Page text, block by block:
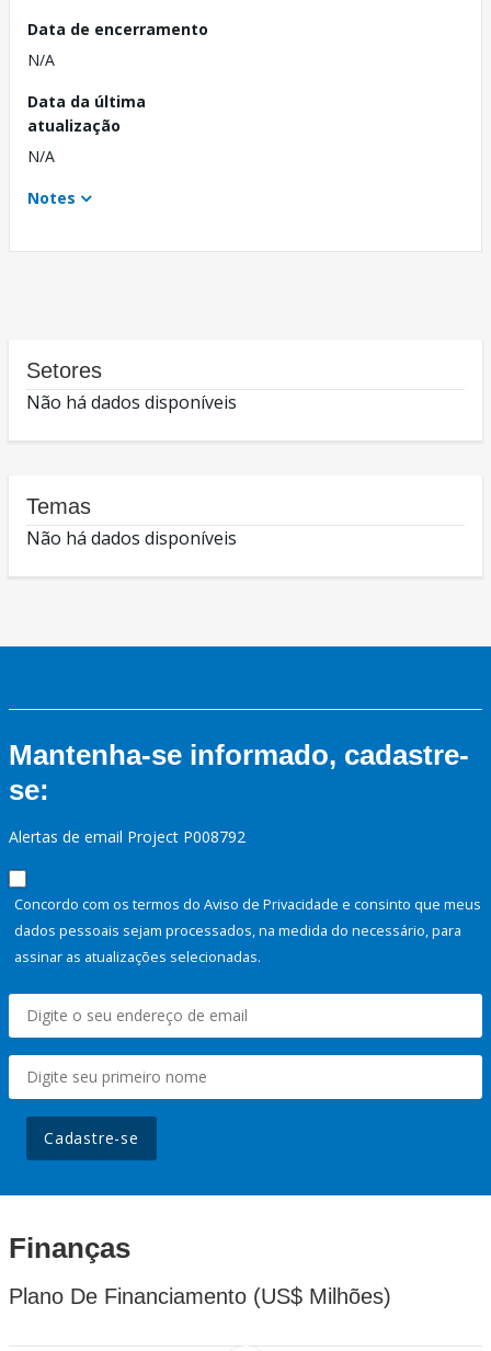
Data de encerramento
N/A
Data da última
atualização
N/A
Notes
Setores
Não há dados disponíveis
Temas
Não há dados disponíveis
Mantenha-se informado, cadastre-
se:
Alertas de email Project P008792
Concordo com os termos do Aviso de Privacidade e consinto que meus
dados pessoais sejam processados, na medida do necessário, para
assinar as atualizações selecionadas.
Cadastre-se
Finanças
Plano De Financiamento (US$ Milhões)